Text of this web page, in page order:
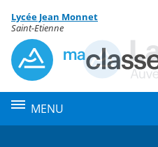
Menu de la rubrique
Contenu
Lycée Jean Monnet
Saint-Etienne
MENU